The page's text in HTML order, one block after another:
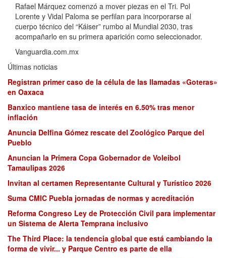
Rafael Márquez comenzó a mover piezas en el Tri. Pol
Lorente y Vidal Paloma se perfilan para incorporarse al
cuerpo técnico del “Káiser” rumbo al Mundial 2030, tras
acompañarlo en su primera aparición como seleccionador.
Vanguardia.com.mx
Últimas noticias
Registran primer caso de la célula de las llamadas «Goteras»
en Oaxaca
Banxico mantiene tasa de interés en 6.50% tras menor
inflación
Anuncia Delfina Gómez rescate del Zoológico Parque del
Pueblo
Anuncian la Primera Copa Gobernador de Voleibol
Tamaulipas 2026
Invitan al certamen Representante Cultural y Turístico 2026
Suma CMIC Puebla jornadas de normas y acreditación
Reforma Congreso Ley de Protección Civil para implementar
un Sistema de Alerta Temprana inclusivo
The Third Place: la tendencia global que está cambiando la
forma de vivir... y Parque Centro es parte de ella